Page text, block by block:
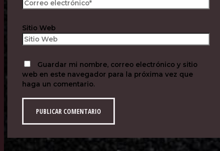
Sitio Web
Guardar mi nombre, correo electrónico y sitio
web en este navegador para la próxima vez que
haga un comentario.